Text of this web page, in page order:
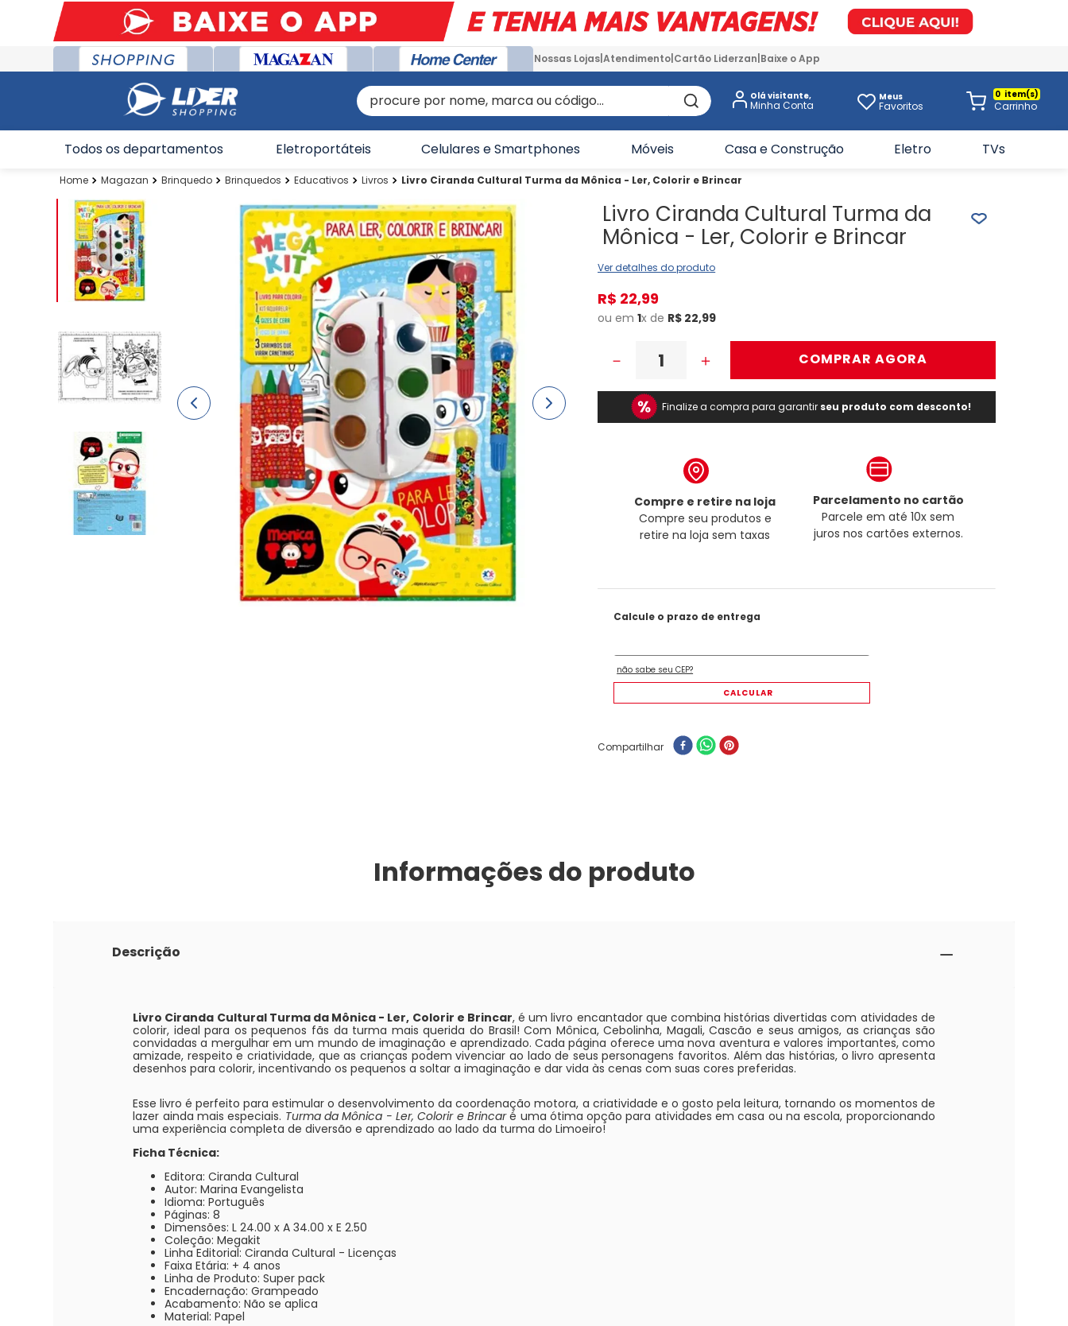
Nossas Lojas Atendimento Cartão Liderzan Baixe o App
procure por nome, marca ou código... Olá visitante, Meus
Favoritos
0
Todos os departamentos Eletroportáteis Celulares e Smartphones Móveis Casa e Construção Eletro TVs
Magazan Brinquedo Brinquedos Educativos Livros Livro Ciranda Cultural Turma da Mônica - Ler, Colorir e Brincar
Livro Ciranda Cultural Turma da
Mônica - Ler, Colorir e Brincar
Ver detalhes do produto
R$ 22,99
ou em1x de R$ 22,99
＋
－ COMPRAR AGORA
Finalize a compra para garantir seu produto com desconto!
Compre e retire na loja
Compre seu produtos e
retire na loja sem taxas
Parcelamento no cartão
Parcele em até 10x sem
juros nos cartões externos.
Compartilhar
Informações do produto
Descrição
Livro Ciranda Cultural Turma da Mônica - Ler, Colorir e Brincar, é um livro encantador que combina histórias divertidas com atividades de
colorir, ideal para os pequenos fãs da turma mais querida do Brasil! Com Mônica, Cebolinha, Magali, Cascão e seus amigos, as crianças são
convidadas a mergulhar em um mundo de imaginação e aprendizado. Cada página oferece uma nova aventura e valores importantes, como
amizade, respeito e criatividade, que as crianças podem vivenciar ao lado de seus personagens favoritos. Além das histórias, o livro apresenta
desenhos para colorir, incentivando os pequenos a soltar a imaginação e dar vida às cenas com suas cores preferidas.
Esse livro é perfeito para estimular o desenvolvimento da coordenação motora, a criatividade e o gosto pela leitura, tornando os momentos de
lazer ainda mais especiais. Turma da Mônica - Ler, Colorir e Brincaré uma ótima opção para atividades em casa ou na escola, proporcionando
uma experiência completa de diversão e aprendizado ao lado da turma do Limoeiro!
Ficha Técnica:
Editora: Ciranda Cultural
Autor: Marina Evangelista
Idioma: Português
Páginas: 8
Dimensões: L 24.00 x A 34.00 x E 2.50
Coleção: Megakit
Linha Editorial: Ciranda Cultural - Licenças
Faixa Etária: + 4 anos
Linha de Produto: Super pack
Encadernação: Grampeado
Acabamento: Não se aplica
Material: Papel